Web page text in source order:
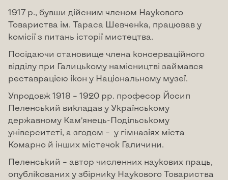
1917 р., бувши дійсним членом Наукового
Товариства ім. Тараса Шевченка, працював у
комісії з питань історії мистецтва.
Посідаючи становище члена консерваційного
відділу при Галицькому намісництві займався
реставрацією ікон у Національному музеї.
Упродовж 1918 – 1920 рр. професор Йосип
Пеленський викладав у Українському
державному Кам’янець-Подільському
університеті, а згодом – у гімназіях міста
Комарно й інших містечок Галичини.
Пеленський – автор численних наукових праць,
опублікованих у збірнику Наукового Товариства